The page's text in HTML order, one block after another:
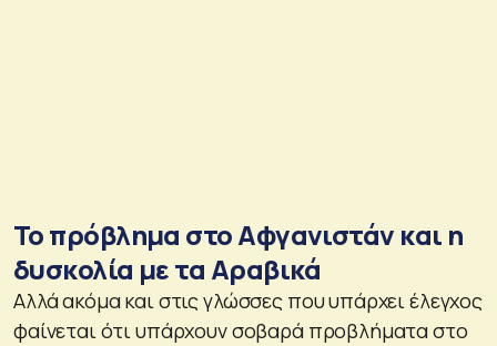
Το πρόβλημα στο Αφγανιστάν και η
δυσκολία με τα Αραβικά
Αλλά ακόμα και στις γλώσσες που υπάρχει έλεγχος
φαίνεται ότι υπάρχουν σοβαρά προβλήματα στο